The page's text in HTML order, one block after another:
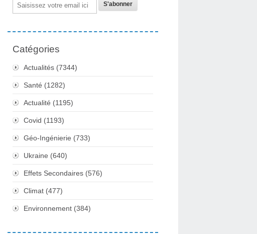
Catégories
Actualités (7344)
Santé (1282)
Actualité (1195)
Covid (1193)
Géo-Ingénierie (733)
Ukraine (640)
Effets Secondaires (576)
Climat (477)
Environnement (384)